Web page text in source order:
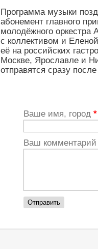
Программа музыки
абонемент главного
молодёжного оркестра
с коллективом и
её на российских
Москве, Ярославле и
отправятся сразу
Ваше имя, город *
Ваш